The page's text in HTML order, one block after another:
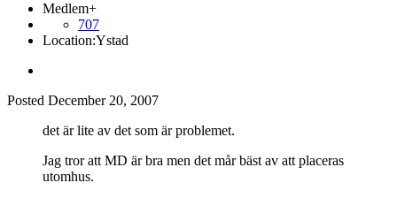
Medlem+
707
Location:Ystad
Posted December 20, 2007
det är lite av det som är problemet.
Jag tror att MD är bra men det mår bäst av att placeras
utomhus.